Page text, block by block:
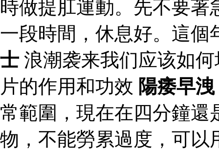
時做提肛運動。先不要
一段時間，休息好。這
士 浪潮袭来我们应该如
片的作用和功效 陽痿早洩
常範圍，現在在四分鐘還
物，不能勞累過度，可以